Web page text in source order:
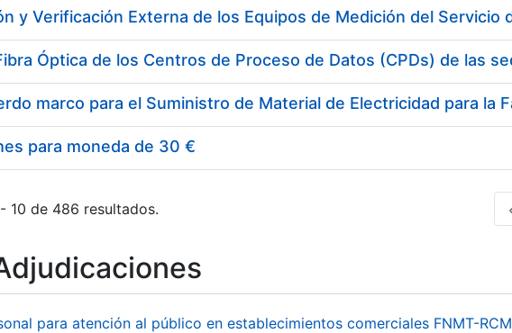
para moneda de 30 €
10 de 486 resultados.
para atención al público en establecimientos comerciales FNMT-RCM